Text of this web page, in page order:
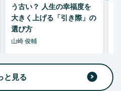
う古い？ 人生の幸福度を
大きく上げる「引き際」の
選び方
山崎 俊輔
と見る